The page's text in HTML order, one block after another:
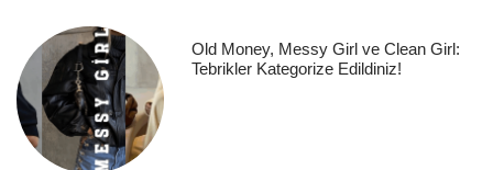
Old Money, Messy Girl ve Clean Girl:
Tebrikler Kategorize Edildiniz!